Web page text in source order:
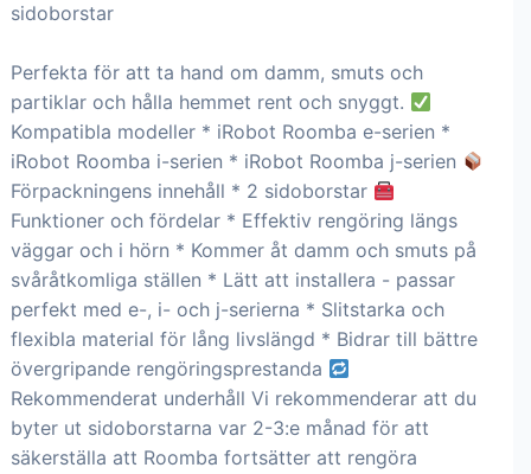
sidoborstar
Perfekta för att ta hand om damm, smuts och
partiklar och hålla hemmet rent och snyggt.
Kompatibla modeller * iRobot Roomba e-serien *
iRobot Roomba i-serien * iRobot Roomba j-serien
Förpackningens innehåll * 2 sidoborstar
Funktioner och fördelar * Effektiv rengöring längs
väggar och i hörn * Kommer åt damm och smuts på
svåråtkomliga ställen * Lätt att installera - passar
perfekt med e-, i- och j-serierna * Slitstarka och
flexibla material för lång livslängd * Bidrar till bättre
övergripande rengöringsprestanda
Rekommenderat underhåll Vi rekommenderar att du
byter ut sidoborstarna var 2-3:e månad för att
säkerställa att Roomba fortsätter att rengöra